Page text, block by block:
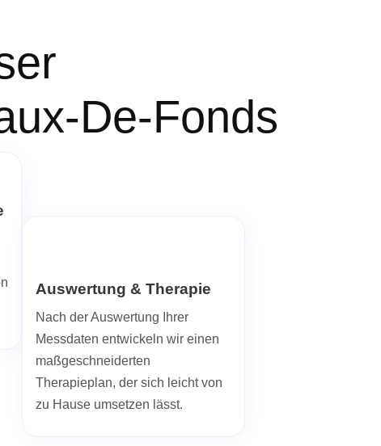
De-Fonds
Auswertung & Therapie
Nach der Auswertung Ihrer
Messdaten entwickeln wir einen
maßgeschneiderten
Therapieplan, der sich leicht von
zu Hause umsetzen lässt.